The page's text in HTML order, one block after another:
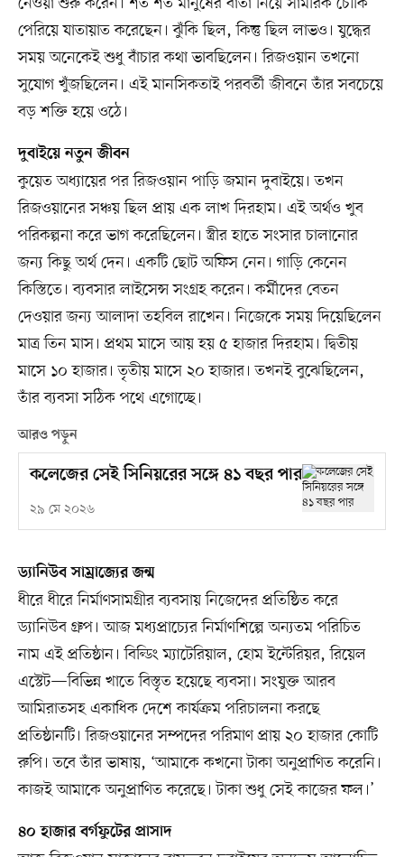
পেরিয়ে যাতায়াত করেছেন। ঝুঁকি ছিল, কিন্তু ছিল লাভও। যুদ্ধের
সময় অনেকেই শুধু বাঁচার কথা ভাবছিলেন। রিজওয়ান তখনো
সুযোগ খুঁজছিলেন। এই মানসিকতাই পরবর্তী জীবনে তাঁর সবচেয়ে
বড় শক্তি হয়ে ওঠে।
দুবাইয়ে নতুন জীবন
কুয়েত অধ্যায়ের পর রিজওয়ান পাড়ি জমান দুবাইয়ে। তখন
রিজওয়ানের সঞ্চয় ছিল প্রায় এক লাখ দিরহাম। এই অর্থও খুব
পরিকল্পনা করে ভাগ করেছিলেন। স্ত্রীর হাতে সংসার চালানোর
জন্য কিছু অর্থ দেন। একটি ছোট অফিস নেন। গাড়ি কেনেন
কিস্তিতে। ব্যবসার লাইসেন্স সংগ্রহ করেন। কর্মীদের বেতন
দেওয়ার জন্য আলাদা তহবিল রাখেন। নিজেকে সময় দিয়েছিলেন
মাত্র তিন মাস। প্রথম মাসে আয় হয় ৫ হাজার দিরহাম। দ্বিতীয়
মাসে ১০ হাজার। তৃতীয় মাসে ২০ হাজার। তখনই বুঝেছিলেন,
তাঁর ব্যবসা সঠিক পথে এগোচ্ছে।
আরও পড়ুন
কলেজের সেই সিনিয়রের সঙ্গে ৪১ বছর পার
২৯ মে ২০২৬
ড্যানিউব সাম্রাজ্যের জন্ম
ধীরে ধীরে নির্মাণসামগ্রীর ব্যবসায় নিজেদের প্রতিষ্ঠিত করে
ড্যানিউব গ্রুপ। আজ মধ্যপ্রাচ্যের নির্মাণশিল্পে অন্যতম পরিচিত
নাম এই প্রতিষ্ঠান। বিল্ডিং ম্যাটেরিয়াল, হোম ইন্টেরিয়র, রিয়েল
এস্টেট—বিভিন্ন খাতে বিস্তৃত হয়েছে ব্যবসা। সংযুক্ত আরব
আমিরাতসহ একাধিক দেশে কার্যক্রম পরিচালনা করছে
প্রতিষ্ঠানটি। রিজওয়ানের সম্পদের পরিমাণ প্রায় ২০ হাজার কোটি
রুপি। তবে তাঁর ভাষায়, ‘আমাকে কখনো টাকা অনুপ্রাণিত করেনি।
কাজই আমাকে অনুপ্রাণিত করেছে। টাকা শুধু সেই কাজের ফল।’
৪০ হাজার বর্গফুটের প্রাসাদ